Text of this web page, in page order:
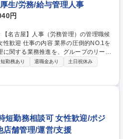
生/労務/給与管理人事
円
倒的NO.1を
に関する業務推進を、グループのリーダ
主業務】 ■勤怠管理ならびに
般 ■年末調整、住民税に関わる業務全
失管理や各種休暇、休業、休職などの
、持ち株会、財形制度、慶弔、従業員
持、管理 ■健康診断、ストレスチェッ
健康就業支援の促進 ■人事システムの
事（労務管
アクション＞女性歓迎
勤務あり 退職金あり
土日祝休み
短勤務相談可 女性歓迎/ポジ
店舗管理/運営/支援